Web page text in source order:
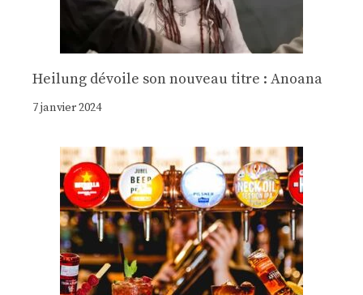
Heilung dévoile son nouveau titre : Anoana
7 janvier 2024